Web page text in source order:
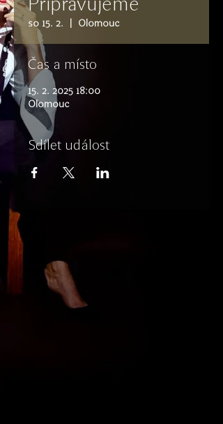
so 15. 2. Olomouc
Čas a místo
15. 2. 2025 18:00
Olomouc
Sdílet událost